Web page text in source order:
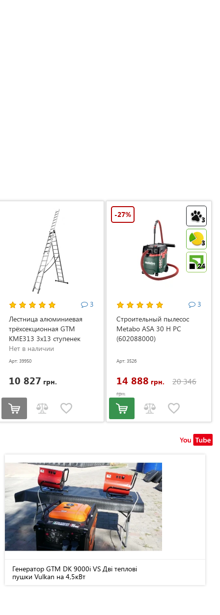
3
Лестница алюминиевая
трёхсекционная GTM
KME313 3x13 ступенек
3.53-8.93м (KME313)
Нет в наличии
Арт: 39950
10 827 грн.
3
3
24
-27%
3
Строительный пылесос
Metabo ASA 30 H PC
(602088000)
Арт: 3526
14 888 грн. 20 346
грн.
Генератор GTM DK 9000i VS Дві теплові
пушки Vulkan на 4,5кВт